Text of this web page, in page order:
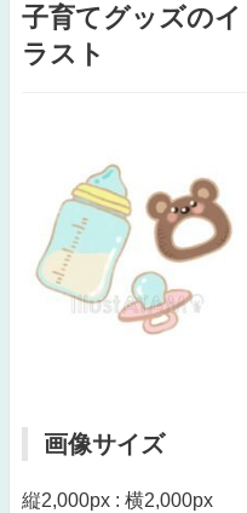
子育てグッズのイ
ラスト
画像サイズ
縦2,000px : 横2,000px